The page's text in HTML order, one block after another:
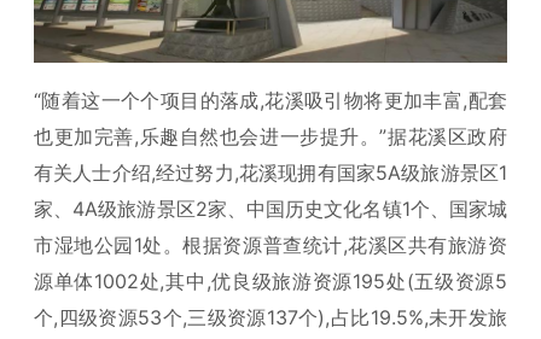
“随着这一个个项目的落成,花溪吸引物将更加丰富,配套
也更加完善,乐趣自然也会进一步提升。”据花溪区政府
有关人士介绍,经过努力,花溪现拥有国家5A级旅游景区1
家、4A级旅游景区2家、中国历史文化名镇1个、国家城
市湿地公园1处。根据资源普查统计,花溪区共有旅游资
源单体1002处,其中,优良级旅游资源195处(五级资源5
个,四级资源53个,三级资源137个),占比19.5%,未开发旅